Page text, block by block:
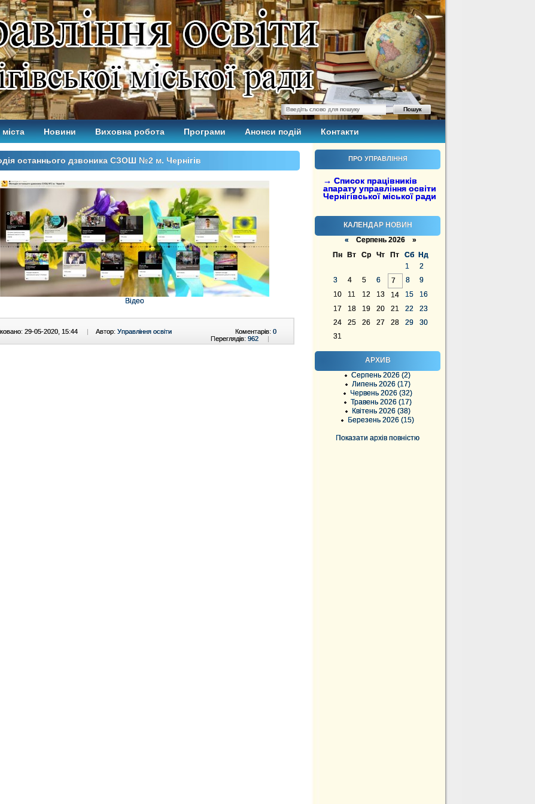
Новини Виховна робота Програми Анонси подій Контакти
ПРО УПРАВЛІННЯ
→ Список працівників
апарату управління освіти
Чернігівської міської ради
КАЛЕНДАР НОВИН
« Серпень 2026 »
Пн
Вт Ср Чт Пт Сб
Нд
1
2
3
4 5 6 7 8
9
10
11 12 13 14 15
16
17
18 19 20 21 22
23
24
25 26 27 28 29
30
31
АРХИВ
Серпень 2026 (2)
Липень 2026 (17)
Червень 2026 (32)
Травень 2026 (17)
Квітень 2026 (38)
Березень 2026 (15)
Показати архів повністю
останнього дзвоника СЗОШ №2 м. Чернігів
Відео
29-05-2020, 15:44 | Автор: Управління освіти Коментарів: 0
Переглядів: 962 |